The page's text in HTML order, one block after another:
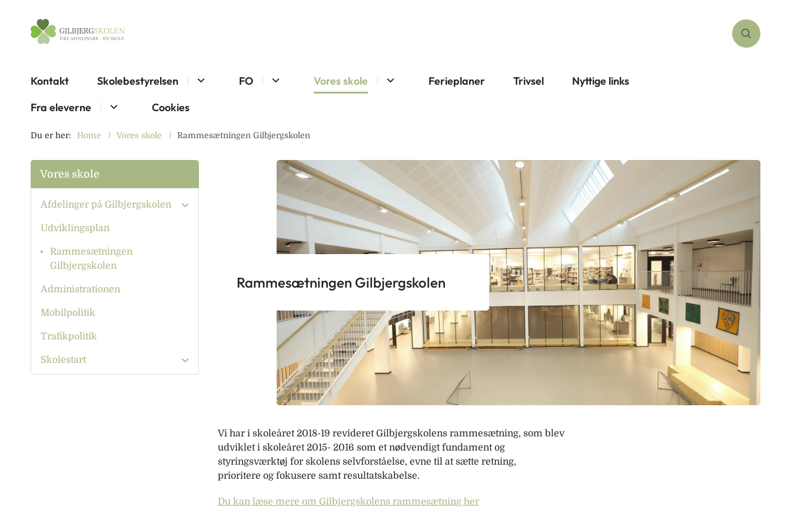
Kontakt Skolebestyrelsen FO Vores skole Ferieplaner Trivsel
Nyttige links
Fra eleverne
Cookies
Du er her: Home Vores skole Rammesætningen Gilbjergskolen
Vores skole
Afdelinger på Gilbjergskolen
Udviklingsplan
Rammesætningen
Gilbjergskolen
Administrationen
Mobilpolitik
Trafikpolitik
Skolestart
Rammesætningen Gilbjergskolen
Vi har i skoleåret 2018-19 revideret Gilbjergskolens rammesætning, som blev
udviklet i skoleåret 2015- 2016 som et nødvendigt fundament og
styringsværktøj for skolens selvforståelse, evne til at sætte retning,
prioritere og fokusere samt resultatskabelse.
Du kan læse mere om Gilbjergskolens rammesætning her